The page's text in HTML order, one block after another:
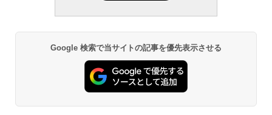
Google 検索で当サイトの記事を優先表示させる